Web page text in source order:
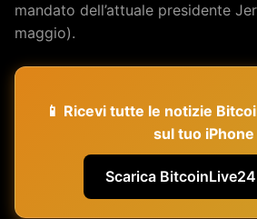
mandato dell’attuale presidente
maggio).
📱 Ricevi tutte le notizie
sul tuo iPhone
Scarica